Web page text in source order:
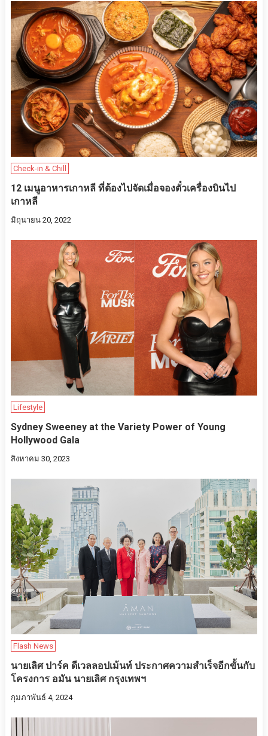
Check-in & Chill
12 เมนูอาหารเกาหลี ที่ต้องไปจัดเมื่อจองตั๋วเครื่องบินไป
เกาหลี
มิถุนายน 20, 2022
Lifestyle
Sydney Sweeney at the Variety Power of Young
Hollywood Gala
สิงหาคม 30, 2023
Flash News
นายเลิศ ปาร์ค ดีเวลลอปเม้นท์ ประกาศความสำเร็จอีกขั้นกับ
โครงการ อมัน นายเลิศ กรุงเทพฯ
กุมภาพันธ์ 4, 2024